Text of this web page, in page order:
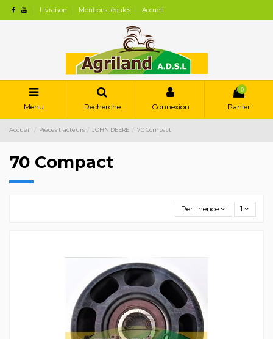
Livraison Mentions légales Accueil
Menu Recherche Connexion
0
Panier
Accueil Pièces tracteurs JOHN DEERE 70 Compact
70 Compact
Pertinence 1